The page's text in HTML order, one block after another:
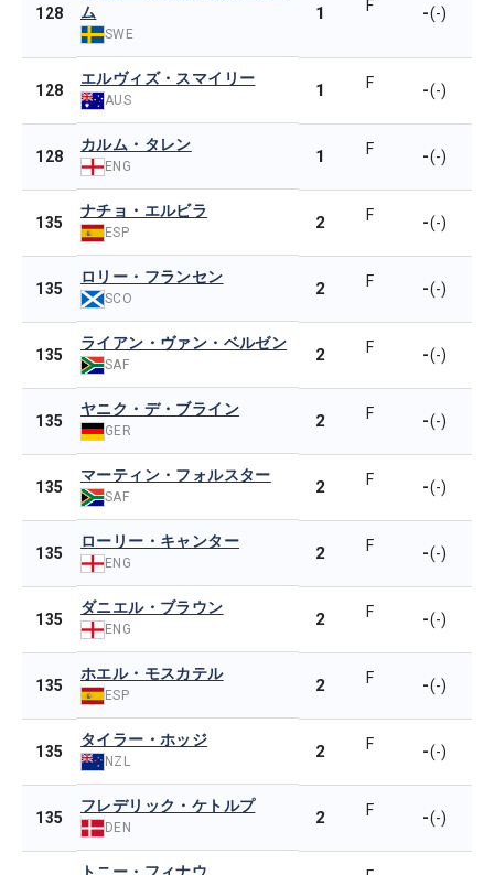
128
ム
SWE
1 F -(-)
128
エルヴィズ・スマイリー
AUS 1 F -(-)
128
カルム・タレン
ENG 1 F -(-)
135
ナチョ・エルビラ
ESP 2 F -(-)
135
ロリー・フランセン
SCO 2 F -(-)
135
ライアン・ヴァン・ベルゼン
SAF 2 F -(-)
135
ヤニク・デ・ブライン
GER 2 F -(-)
135
マーティン・フォルスター
SAF 2 F -(-)
135
ローリー・キャンター
ENG 2 F -(-)
135
ダニエル・ブラウン
ENG 2 F -(-)
135
ホエル・モスカテル
ESP 2 F -(-)
135
タイラー・ホッジ
NZL 2 F -(-)
135
フレデリック・ケトルプ
DEN 2 F -(-)